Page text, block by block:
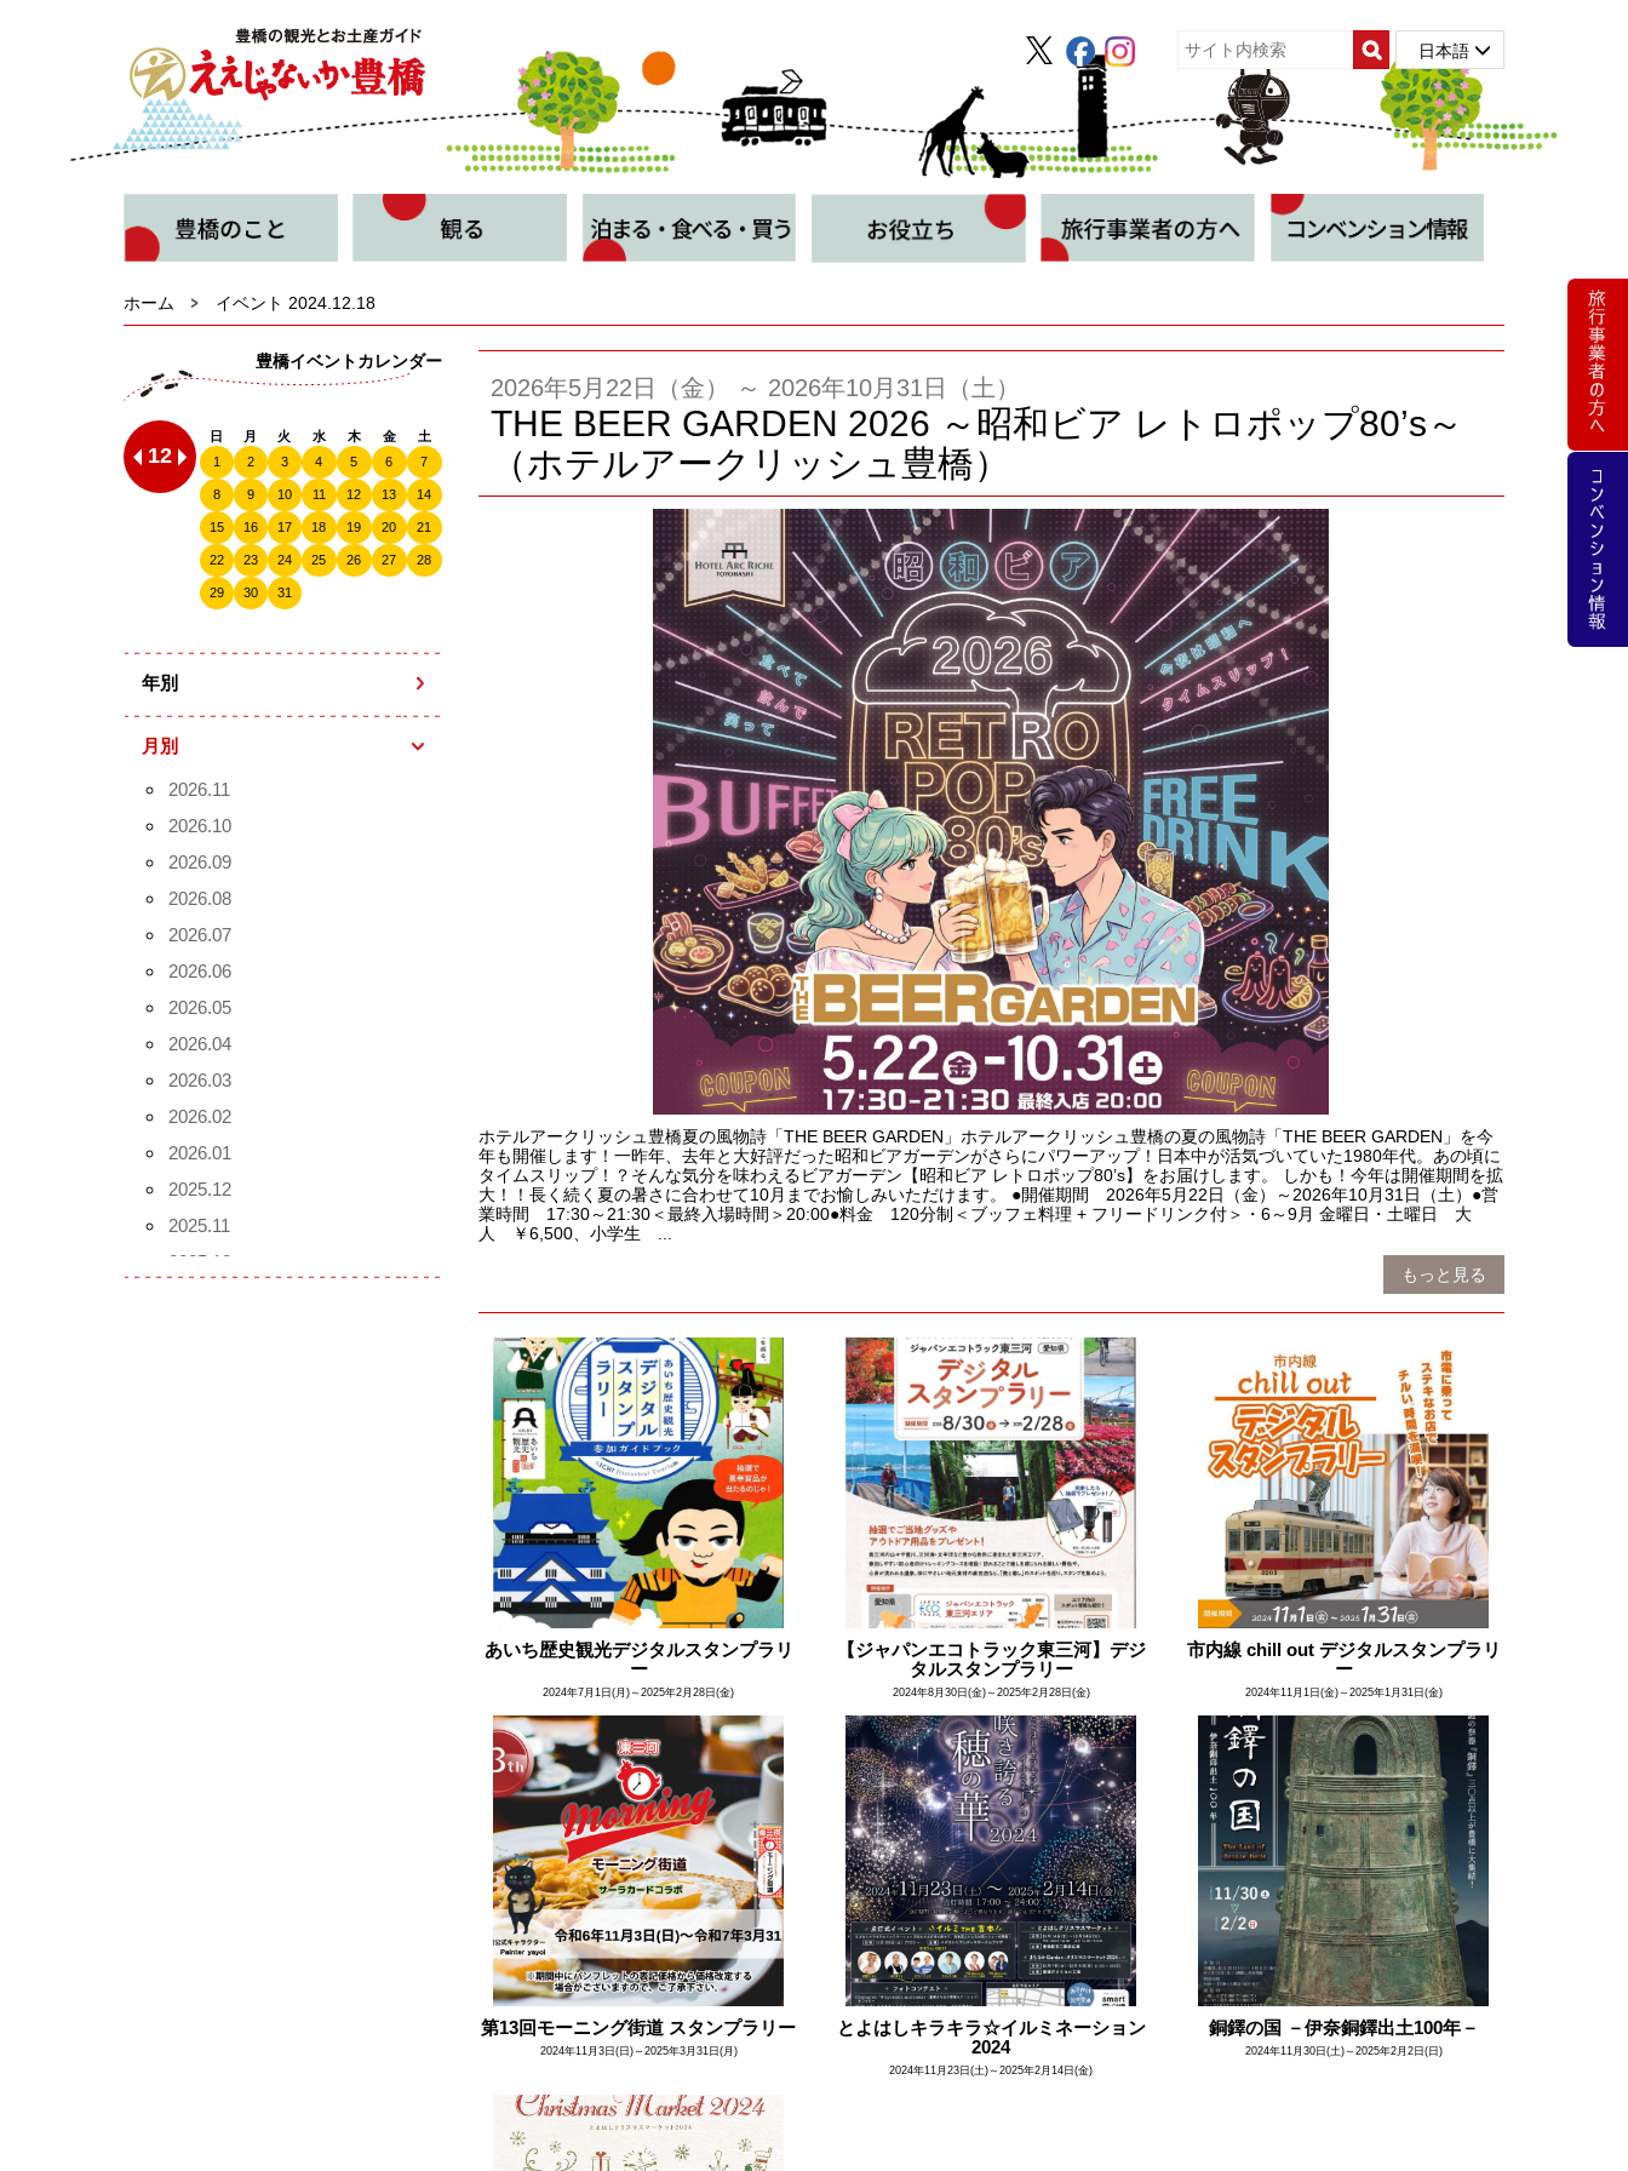
日本語
ホーム イベント 2024.12.18
2026年5月22日（金） ～ 2026年10月31日（土）
THE BEER GARDEN 2026 ～昭和ビア レトロポップ80’s～
（ホテルアークリッシュ豊橋）
ホテルアークリッシュ豊橋夏の風物詩「THE BEER GARDEN」ホテルアークリッシュ豊橋の夏の風物詩「THE BEER GARDEN」を今
年も開催します！一昨年、去年と大好評だった昭和ビアガーデンがさらにパワーアップ！日本中が活気づいていた1980年代。あの頃に
タイムスリップ！？そんな気分を味わえるビアガーデン【昭和ビア レトロポップ80’s】をお届けします。 しかも！今年は開催期間を拡
大！！長く続く夏の暑さに合わせて10月までお愉しみいただけます。 ●開催期間 2026年5月22日（金）～2026年10月31日（土）●営
業時間 17:30～21:30＜最終入場時間＞20:00●料金 120分制＜ブッフェ料理 + フリードリンク付＞・6～9月 金曜日・土曜日 大
人 ￥6,500、小学生 ...
もっと見る
あいち歴史観光デジタルスタンプラリ
ー
2024年7月1日(月)～2025年2月28日(金)
【ジャパンエコトラック東三河】デジ
タルスタンプラリー
2024年8月30日(金)～2025年2月28日(金)
市内線 chill out デジタルスタンプラリ
ー
2024年11月1日(金)～2025年1月31日(金)
第13回モーニング街道 スタンプラリー
2024年11月3日(日)～2025年3月31日(月)
とよはしキラキラ☆イルミネーション
2024
2024年11月23日(土)～2025年2月14日(金)
銅鐸の国 －伊奈銅鐸出土100年－
2024年11月30日(土)～2025年2月2日(日)
豊橋イベントカレンダー
12
日 月 火 水 木 金
土
1
2 3 4 5 6 7
8 9 10 11 12 13 14
15 16 17 18 19 20 21
22 23 24 25 26 27 28
29 30 31
年別
月別
2026.11
2026.10
2026.09
2026.08
2026.07
2026.06
2026.05
2026.04
2026.03
2026.02
2026.01
2025.12
2025.11
2025.10